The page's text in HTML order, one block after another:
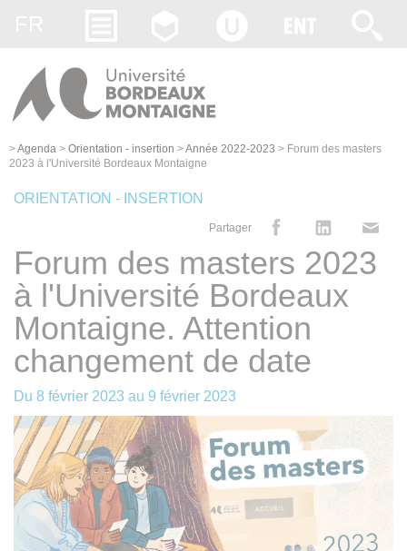
>Agenda > Orientation - insertion >Année 2022-2023 > Forum des masters
2023 à l'Université Bordeaux Montaigne
ORIENTATION - INSERTION
Partager
Forum des masters 2023
à l'Université Bordeaux
Montaigne. Attention
changement de date
Du 8 février 2023 au 9 février 2023